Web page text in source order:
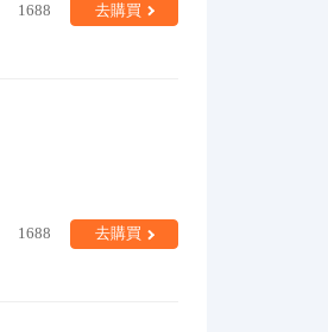
1688 去購買
1688 去購買